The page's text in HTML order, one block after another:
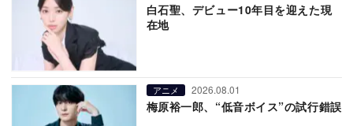
白石聖、デビュー10年目を迎えた現
在地
アニメ 2026.08.01
梅原裕一郎、“低音ボイス”の試行錯誤